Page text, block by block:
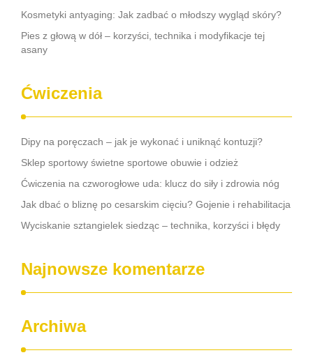
Kosmetyki antyaging: Jak zadbać o młodszy wygląd skóry?
Pies z głową w dół – korzyści, technika i modyfikacje tej
asany
Ćwiczenia
Dipy na poręczach – jak je wykonać i uniknąć kontuzji?
Sklep sportowy świetne sportowe obuwie i odzież
Ćwiczenia na czworogłowe uda: klucz do siły i zdrowia nóg
Jak dbać o bliznę po cesarskim cięciu? Gojenie i rehabilitacja
Wyciskanie sztangielek siedząc – technika, korzyści i błędy
Najnowsze komentarze
Archiwa